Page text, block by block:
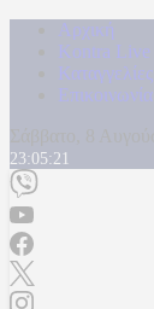
Αρχική
Kontra Live
Καταγγελίες
Επικοινωνία
23:05:24